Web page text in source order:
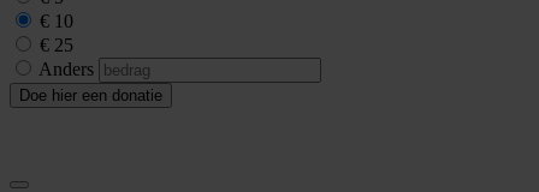
€ 10
€ 25
Anders
Doe hier een donatie